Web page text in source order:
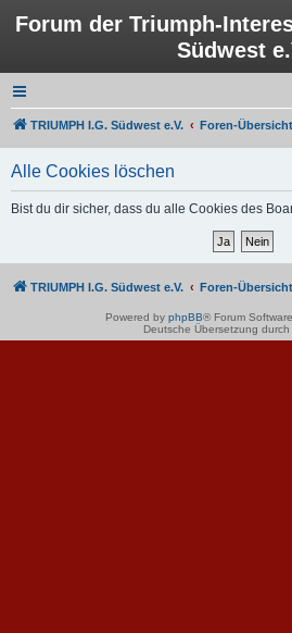
Forum der Triumph-
Südwest
TRIUMPH I.G. Südwest e.V. Foren-Übersicht
Alle Cookies löschen
Bist du dir sicher, dass du alle Cookies des
TRIUMPH I.G. Südwest e.V. Foren-Übersicht
Powered by phpBB® Forum
Deutsche Übersetzung durch